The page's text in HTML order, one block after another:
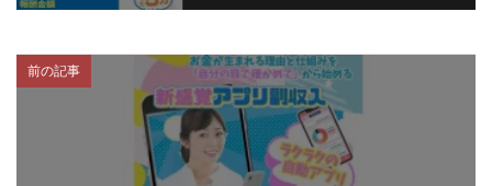
前の記事
プラチナメソッド2024
ブラックサタン(Black Satan)
フルーツ(スマホをタップするだけ!?)
ホーム合同会社
ほったらかしFX運営事務局
マイリスト(My List)